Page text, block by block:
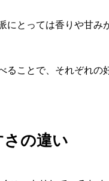
にとっては香りや甘み
ることで、それぞれの
の違い